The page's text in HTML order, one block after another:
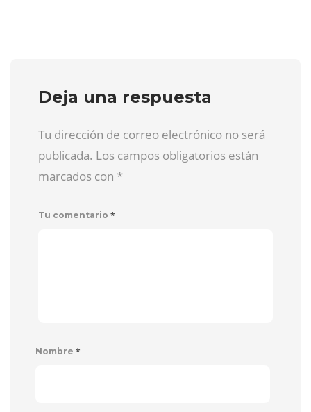
Deja una respuesta
Tu dirección de correo electrónico no será
publicada. Los campos obligatorios están
marcados con *
Tu comentario *
Nombre *